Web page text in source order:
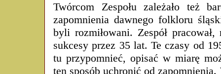
Twórcom Zespołu zależało też
zapomnienia dawnego folkloru
byli rozmiłowani. Zespół
sukcesy przez 35 lat. Te czasy od
tu przypomnieć, opisać w miarę
ten sposób uchronić od